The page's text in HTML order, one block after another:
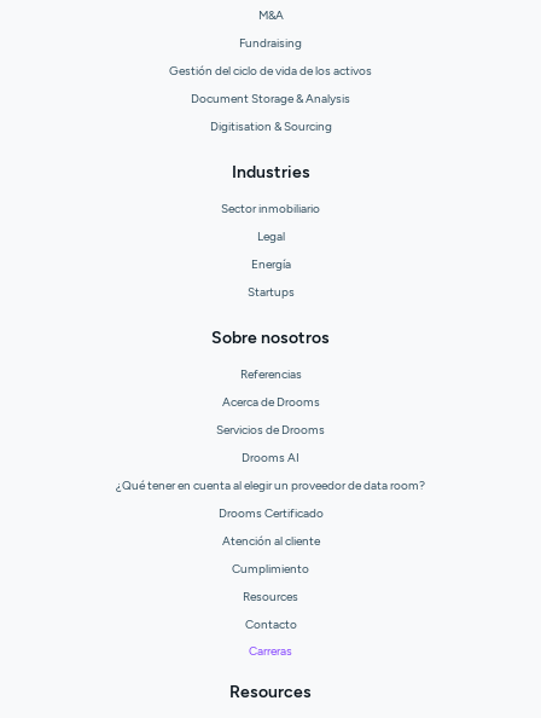
M&A
Fundraising
Gestión del ciclo de vida de los activos
Document Storage & Analysis
Digitisation & Sourcing
Industries
Sector inmobiliario
Legal
Energía
Startups
Sobre nosotros
Referencias
Acerca de Drooms
Servicios de Drooms
Drooms AI
¿Qué tener en cuenta al elegir un proveedor de data room?
Drooms Certificado
Atención al cliente
Cumplimiento
Resources
Contacto
Carreras
Resources